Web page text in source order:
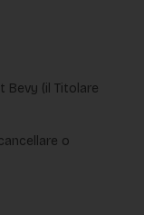
Bevy (il Titolare
o